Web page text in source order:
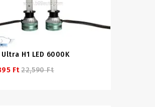
Ultra H1 LED 6000K
Ft 22,590 Ft